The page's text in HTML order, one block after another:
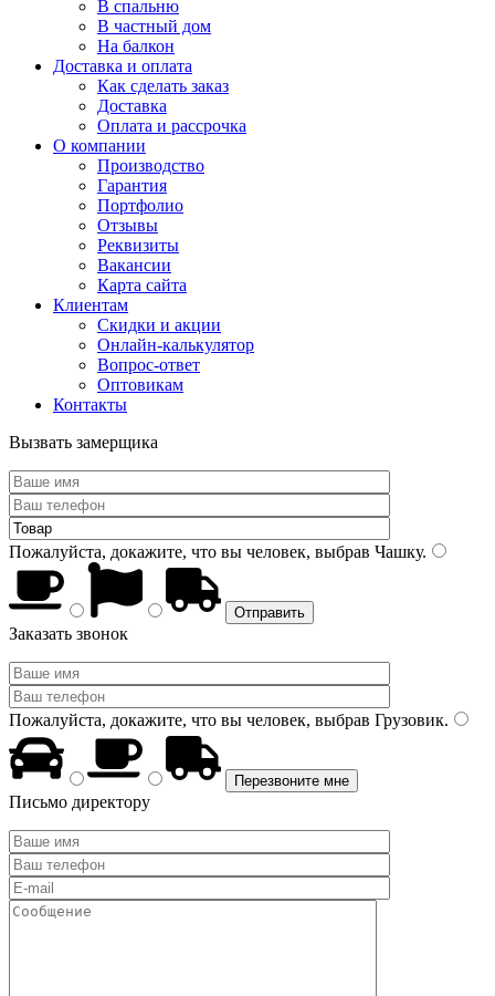
В спальню
В частный дом
На балкон
Доставка и оплата
Как сделать заказ
Доставка
Оплата и рассрочка
О компании
Производство
Гарантия
Портфолио
Отзывы
Реквизиты
Вакансии
Карта сайта
Клиентам
Скидки и акции
Онлайн-калькулятор
Вопрос-ответ
Оптовикам
Контакты
Вызвать замерщика
Пожалуйста, докажите, что вы человек, выбрав Чашку.
Заказать звонок
Пожалуйста, докажите, что вы человек, выбрав Грузовик.
Письмо директору